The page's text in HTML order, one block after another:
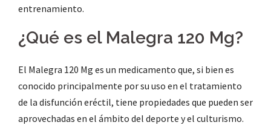
entrenamiento.
¿Qué es el Malegra 120 Mg?
El Malegra 120 Mg es un medicamento que, si bien es
conocido principalmente por su uso en el tratamiento
de la disfunción eréctil, tiene propiedades que pueden ser
aprovechadas en el ámbito del deporte y el culturismo.